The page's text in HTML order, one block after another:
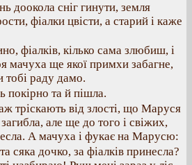
доокола сніг гинути, земля
фіалки цвісти, а старий і каже
фіалків, кілько сама злюбиш, і
мачуха ще якої примхи забагне,
раду дамо.
покірно та й пішла.
тріскають від злості, що Маруся
але ще до того і свіжих,
А мачуха і фукає на Марусю:
сяка дочко, за фіалків принесла?